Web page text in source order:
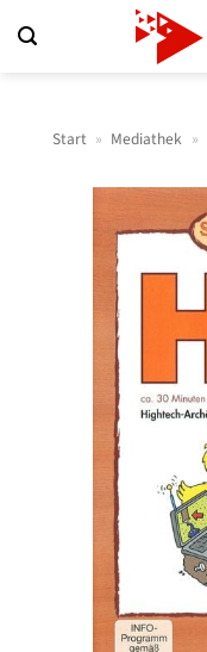
Inhalt
Start » Mediathek »